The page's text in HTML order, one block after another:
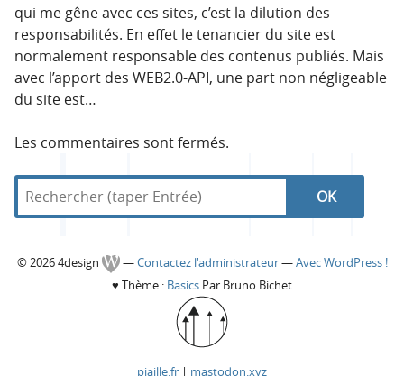
qui me gêne avec ces sites, c’est la dilution des
responsabilités. En effet le tenancier du site est
normalement responsable des contenus publiés. Mais
avec l’apport des WEB2.0-API, une part non négligeable
du site est…
Les commentaires sont fermés.
R
R
e
d
4
C
© 2026 4design —Contactez l'administrateur—Avec WordPress !
♥ Thème : Basics Par Bruno Bichet
piaille.fr | mastodon.xyz